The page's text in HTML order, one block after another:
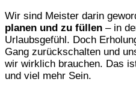
Wir sind Meister darin
planen und zu füllen – in
Urlaubsgefühl. Doch
Gang zurückschalten und
wir wirklich brauchen. Das
und viel mehr Sein.